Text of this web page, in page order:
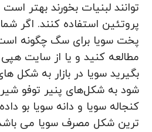
توانند لبنیات بخورند بهتر
پروتئین استفاده کنند. اگر
پخت سویا برای سگ چگونه
مطالعه کنید و یا از سایت
بگیرید سویا در بازار به شکل
شود به شکل‌های پنیر توفو
کنجاله سویا و دانه سویا بو
ترین شکل مصرف سویا می